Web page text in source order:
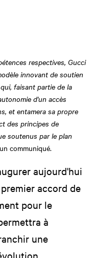
respectives, Gucci
innovant de soutien
faisant partie de la
d'un accès
et entamera sa propre
des principes de
soutenus par le plan
communiqué.
aujourd'hui
accord de
pour le
à
une